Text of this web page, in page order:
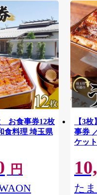
お食事券12枚
食料理 埼玉県
円
【3
事券
ケッ
た